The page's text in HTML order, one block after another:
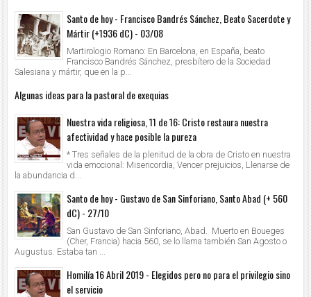
Santo de hoy - Francisco Bandrés Sánchez, Beato Sacerdote y
Mártir (+1936 dC) - 03/08
Martirologio Romano: En Barcelona, en España, beato
Francisco Bandrés Sánchez, presbítero de la Sociedad
Salesiana y mártir, que en la p...
Algunas ideas para la pastoral de exequias
Nuestra vida religiosa, 11 de 16: Cristo restaura nuestra
afectividad y hace posible la pureza
* Tres señales de la plenitud de la obra de Cristo en nuestra
vida emocional: Misericordia, Vencer prejuicios, Llenarse de
la abundancia d...
Santo de hoy - Gustavo de San Sinforiano, Santo Abad (+ 560
dC) - 27/10
San Gustavo de San Sinforiano, Abad. Muerto en Boueges
(Cher, Francia) hacia 560, se lo llama también San Agosto o
Augustus. Estaba tan ...
Homilía 16 Abril 2019 - Elegidos pero no para el privilegio sino
el servicio